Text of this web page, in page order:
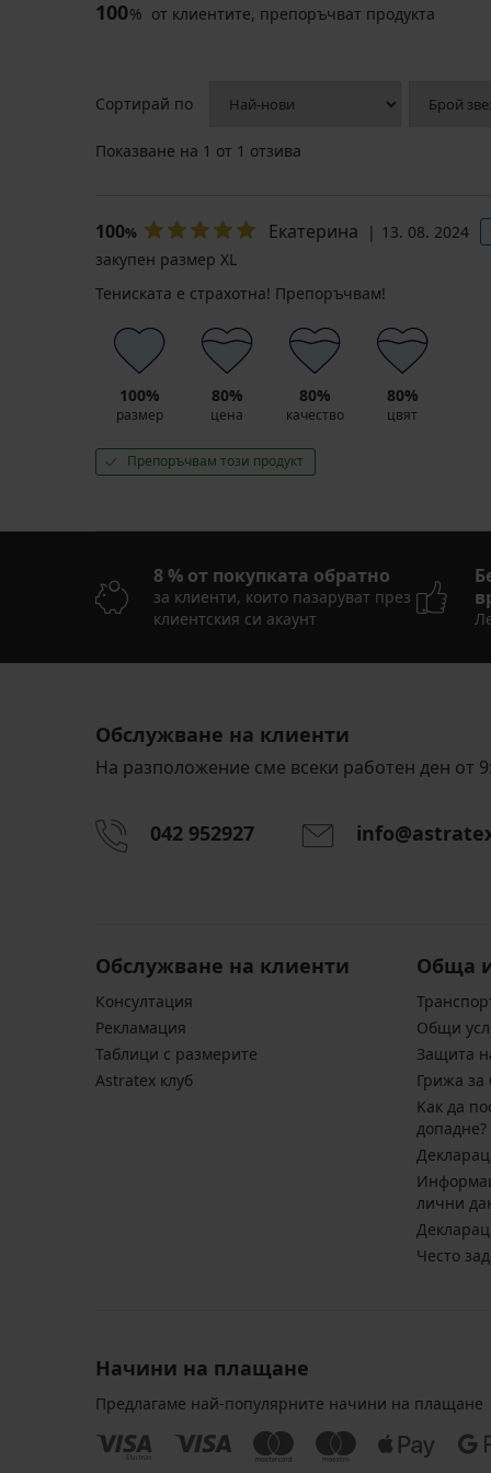
тениска
Ria
18,99
(37,14
лв.)
тениска
с
(9,97
лв.)
Първоначална цена
€
лв.)
тениска
Stripe
23,99
(46,92
лв.)
100% от клиентите, препоръчват продукта
Сортирай по
Показване на 1 от 1 отзива
100% Екатерина 13. 08. 2024
закупен размер XL
Тениската е страхотна! Препоръчвам!
100%
размер
80%
цена
80%
качество
80%
цвят
Препоръчвам този продукт
8 % от покупката обратно
за клиенти, които пазаруват през
клиентския си акаунт
Обслужване на клиенти
На разположение сме всеки работен ден от
042 952927
Обслужване на клиенти
Консултация
Pекламация
Таблици с размерите
Astratex клуб
Обща
Общи
Защита
Грижа за
Kак да
допадне?
лични
Често
Начини на плащане
Предлагаме най-популярните начини на плащане